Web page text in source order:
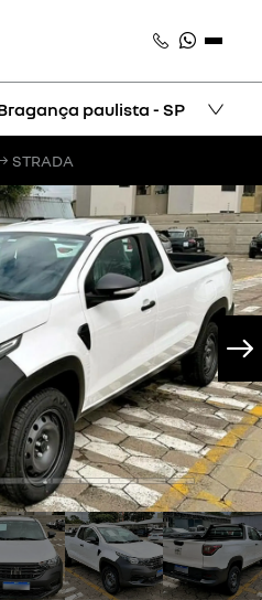
paulista - SP
STRADA